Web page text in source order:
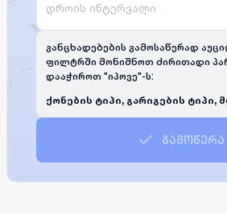
დროის ინტერვალი
განცხადებების გამოსაწერად
ფილტრში მონიშნოთ ძირითადი
დააჭიროთ "იპოვე"-ს:
ქონების ტიპი, გარიგების ტიპი,
გამოწერა